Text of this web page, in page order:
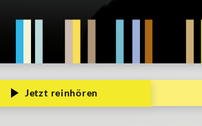
Jetzt reinhören